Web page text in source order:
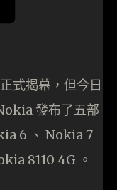
式揭幕，但今日
發布了五部
6 、 Nokia 7
8110 4G 。